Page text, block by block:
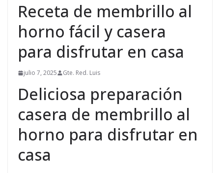
Receta de membrillo al
horno fácil y casera
para disfrutar en casa
julio 7, 2025 Gte. Red. Luis
Deliciosa preparación
casera de membrillo al
horno para disfrutar en
casa